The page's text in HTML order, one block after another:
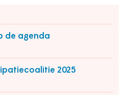
de agenda
2025